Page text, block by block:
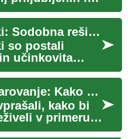
za
manjkajočih
Zobni vsadki: Sodobna rešitev za nadomestitev manjkajočih zob
so postali
učinkovita
Ta sodobna
Osebno zavarovanje: Kako zaščititi svoje premoženje in prihodnost
kako bi
v primeru
ali